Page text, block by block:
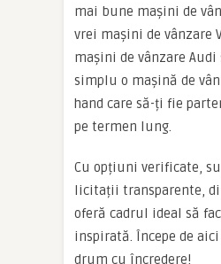
mai bune mașini de
vrei mașini de vânzare
mașini de vânzare Audi
simplu o mașină de
hand care să-ți fie
pe termen lung.
Cu opțiuni verificate,
licitații transparente,
oferă cadrul ideal să
inspirată. Începe de
drum cu încredere!